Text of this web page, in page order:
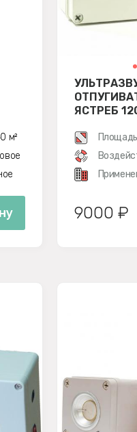
м²
ЯСТРЕБ
9000 ₽